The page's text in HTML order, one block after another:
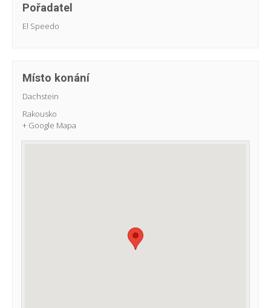
Pořadatel
El Speedo
Místo konání
Dachstein
Rakousko
+ Google Mapa